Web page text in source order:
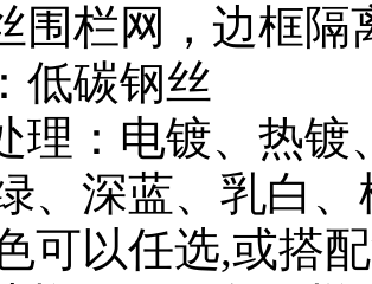
围栏网，边框隔
低碳钢丝
理：电镀、热镀
、深蓝、乳白
可以任选,或搭